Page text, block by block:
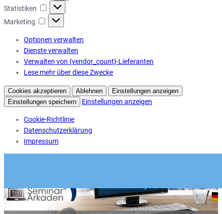
Statistiken Statistiken
Marketing Marketing
Optionen verwalten
Dienste verwalten
Verwalten von {vendor_count}-Lieferanten
Lese mehr über diese Zwecke
Cookies akzeptieren Ablehnen
Einstellungen anzeigen
Einstellungen speichern
Einstellungen anzeigen
Cookie-Richtlinie
Datenschutzerklärung
Impressum